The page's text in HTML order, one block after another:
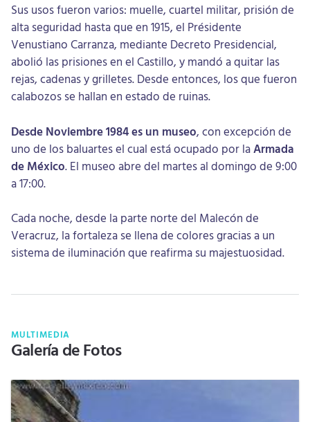
Sus usos fueron varios: muelle, cuartel militar, prisión de
alta seguridad hasta que en 1915, el Présidente
Venustiano Carranza, mediante Decreto Presidencial,
abolió las prisiones en el Castillo, y mandó a quitar las
rejas, cadenas y grilletes. Desde entonces, los que fueron
calabozos se hallan en estado de ruinas.
Desde Noviembre 1984 es un museo, con excepción de
uno de los baluartes el cual está ocupado por laArmada
de México. El museo abre del martes al domingo de 9:00
a 17:00.
Cada noche, desde la parte norte del Malecón de
Veracruz, la fortaleza se llena de colores gracias a un
sistema de iluminación que reafirma su majestuosidad.
MULTIMEDIA
Galería de Fotos